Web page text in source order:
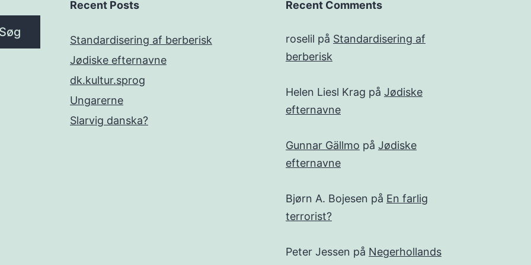
Recent Posts
Standardisering af berberisk
Jødiske efternavne
dk.kultur.sprog
Ungarerne
Slarvig danska?
Recent Comments
roselil på Standardisering af
berberisk
Helen Liesl Krag på Jødiske
efternavne
Gunnar Gällmo på Jødiske
efternavne
Bjørn A. Bojesen på En farlig
terrorist?
Peter Jessen på Negerhollands